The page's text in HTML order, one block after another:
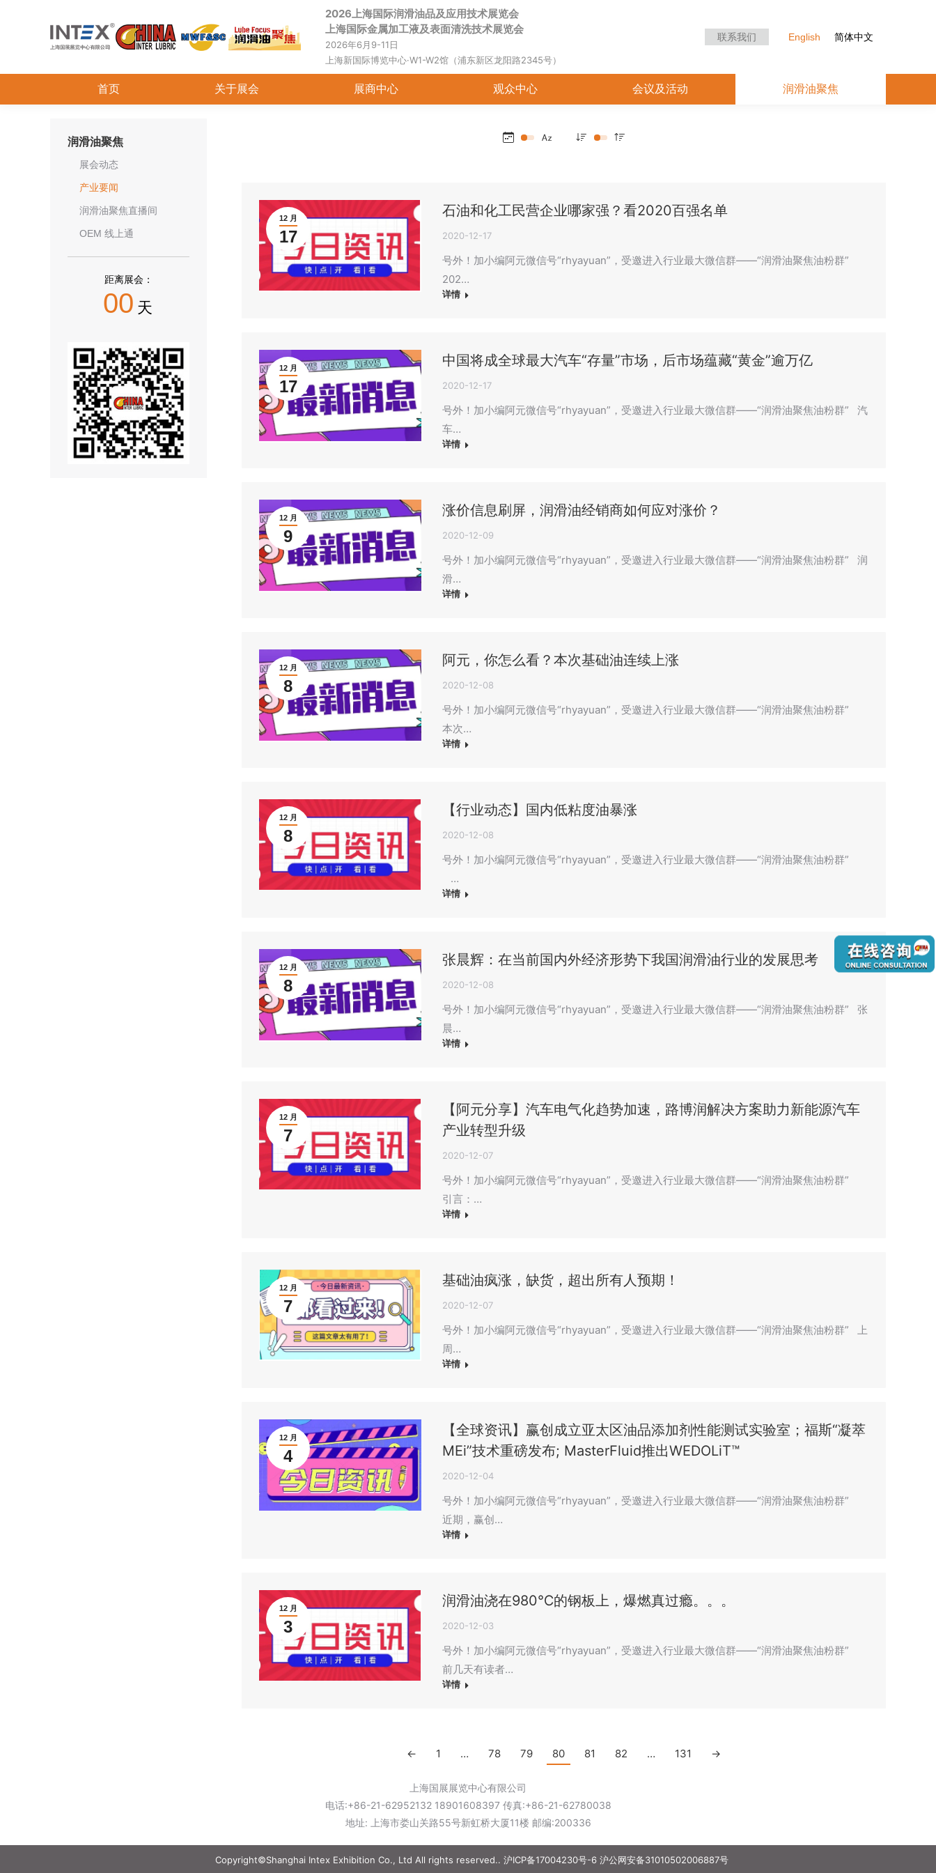
2026上海国际润滑油品及应用技术展览会
上海国际金属加工液及表面清洗技术展览会
2026年6月9-11日
上海新国际博览中心·W1-W2馆（浦东新区龙阳路2345号）
联系我们 English 简体中文
首页 关于展会 展商中心 观众中心 会议及活动 润滑油聚焦
12 月
17
石油和化工民营企业哪家强？看2020百强名单
2020-12-17
号外！加小编阿元微信号“rhyayuan”，受邀进入行业最大微信群——“润滑油聚焦油粉群”
202…
详情
12 月
17
中国将成全球最大汽车“存量”市场，后市场蕴藏“黄金”逾万亿
2020-12-17
号外！加小编阿元微信号“rhyayuan”，受邀进入行业最大微信群——“润滑油聚焦油粉群” 汽
车…
详情
12 月
9
涨价信息刷屏，润滑油经销商如何应对涨价？
2020-12-09
号外！加小编阿元微信号“rhyayuan”，受邀进入行业最大微信群——“润滑油聚焦油粉群” 润
滑…
详情
12 月
8
阿元，你怎么看？本次基础油连续上涨
2020-12-08
号外！加小编阿元微信号“rhyayuan”，受邀进入行业最大微信群——“润滑油聚焦油粉群”
本次…
详情
12 月
8
【行业动态】国内低粘度油暴涨
2020-12-08
号外！加小编阿元微信号“rhyayuan”，受邀进入行业最大微信群——“润滑油聚焦油粉群”
…
详情
12 月
8
张晨辉：在当前国内外经济形势下我国润滑油行业的发展思考
2020-12-08
号外！加小编阿元微信号“rhyayuan”，受邀进入行业最大微信群——“润滑油聚焦油粉群” 张
晨…
详情
12 月
7
【阿元分享】汽车电气化趋势加速，路博润解决方案助力新能源汽车
产业转型升级
2020-12-07
号外！加小编阿元微信号“rhyayuan”，受邀进入行业最大微信群——“润滑油聚焦油粉群”
引言：…
详情
12 月
7
基础油疯涨，缺货，超出所有人预期！
2020-12-07
号外！加小编阿元微信号“rhyayuan”，受邀进入行业最大微信群——“润滑油聚焦油粉群” 上
周…
详情
12 月
4
【全球资讯】赢创成立亚太区油品添加剂性能测试实验室；福斯“凝萃
MEi”技术重磅发布; MasterFluid推出WEDOLiT™
2020-12-04
号外！加小编阿元微信号“rhyayuan”，受邀进入行业最大微信群——“润滑油聚焦油粉群”
近期，赢创…
详情
12 月
3
润滑油浇在980℃的钢板上，爆燃真过瘾。。。
2020-12-03
号外！加小编阿元微信号“rhyayuan”，受邀进入行业最大微信群——“润滑油聚焦油粉群”
前几天有读者…
详情
← 1 … 78 79 80 81 82 … 131 →
润滑油聚焦
展会动态
产业要闻
润滑油聚焦直播间
OEM 线上通
距离展会：
00 天
上海国展展览中心有限公司
电话:+86-21-62952132 18901608397 传真:+86-21-62780038
地址: 上海市娄山关路55号新虹桥大厦11楼 邮编:200336
Copyright©Shanghai Intex Exhibition Co., Ltd All rights reserved.. 沪ICP备17004230号-6沪公网安备31010502006887号
首页 关于展会 展商中心